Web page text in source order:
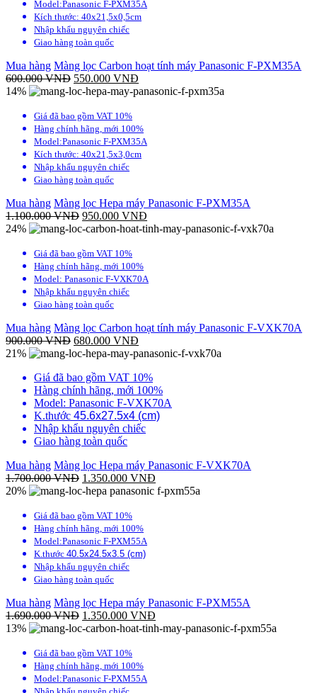
Model:Panasonic F-PXM35A
Kích thước: 40x21,5x0,5cm
Nhập khẩu nguyên chiếc
Giao hàng toàn quốc
Mua hàng Màng lọc Carbon hoạt tính máy Panasonic F-PXM35A
600.000VNĐ 550.000 VNĐ
14%
Giá đã bao gồm VAT 10%
Hàng chính hãng, mới 100%
Model:Panasonic F-PXM35A
Kích thước: 40x21,5x3,0cm
Nhập khẩu nguyên chiếc
Giao hàng toàn quốc
Mua hàng Màng lọc Hepa máy Panasonic F-PXM35A
1.100.000VNĐ 950.000 VNĐ
24%
Giá đã bao gồm VAT 10%
Hàng chính hãng, mới 100%
Model: Panasonic F-VXK70A
Nhập khẩu nguyên chiếc
Giao hàng toàn quốc
Mua hàng Màng lọc Carbon hoạt tính máy Panasonic F-VXK70A
900.000VNĐ 680.000 VNĐ
21%
Giá đã bao gồm VAT 10%
Hàng chính hãng, mới 100%
Model: Panasonic F-VXK70A
K.thước 45.6x27.5x4 (cm)
Nhập khẩu nguyên chiếc
Giao hàng toàn quốc
Mua hàng Màng lọc Hepa máy Panasonic F-VXK70A
1.700.000VNĐ 1.350.000 VNĐ
20%
Giá đã bao gồm VAT 10%
Hàng chính hãng, mới 100%
Model:Panasonic F-PXM55A
K.thước 40.5x24.5x3.5 (cm)
Nhập khẩu nguyên chiếc
Giao hàng toàn quốc
Mua hàng Màng lọc Hepa máy Panasonic F-PXM55A
1.690.000VNĐ 1.350.000 VNĐ
13%
Giá đã bao gồm VAT 10%
Hàng chính hãng, mới 100%
Model:Panasonic F-PXM55A